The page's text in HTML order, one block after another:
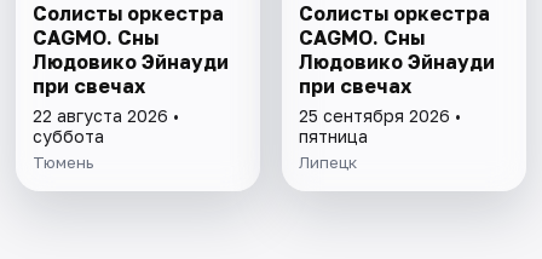
Солисты оркестра
CAGMO. Сны
Людовико Эйнауди
при свечах
22 августа 2026 •
суббота
Тюмень
Солисты оркестра
CAGMO. Сны
Людовико Эйнауди
при свечах
25 сентября 2026 •
пятница
Липецк